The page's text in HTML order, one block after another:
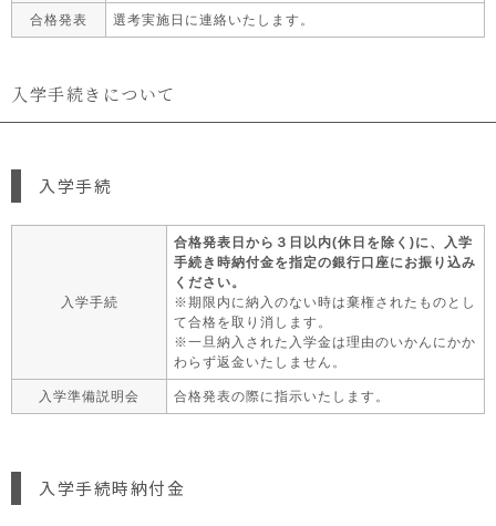
合格発表 選考実施日に連絡いたします。
入学手続きについて
入学手続
入学手続
合格発表日から３日以内(休日を除く)に、入学
手続き時納付金を指定の銀行口座にお振り込み
ください。
※期限内に納入のない時は棄権されたものとし
て合格を取り消します。
※一旦納入された入学金は理由のいかんにかか
わらず返金いたしません。
入学準備説明会 合格発表の際に指示いたします。
入学手続時納付金